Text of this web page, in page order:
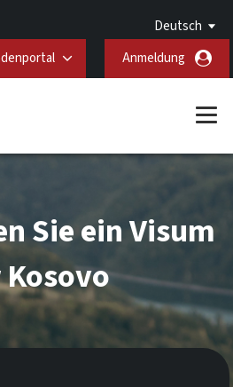
Deutsch
Anmeldung
Sie ein Visum